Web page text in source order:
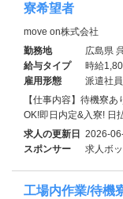
寮希望者
move on株式会社
勤務地
広島県
給与タイプ
時給
雇用形態
派遣社員
【仕事内容】待機寮
OK!即日内定&入寮! 日
求人の更新日 2026-
スポンサー
求人ボ
工場内作業/待機